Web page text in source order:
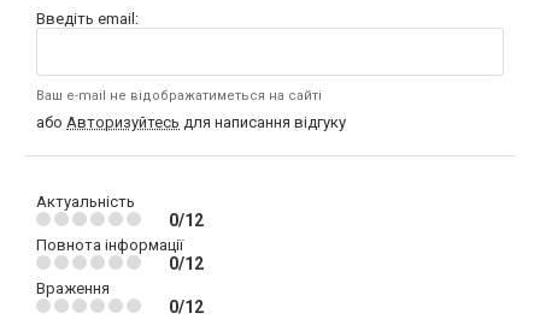
Введіть email:
Ваш e-mail не відображатиметься на сайті
або Авторизуйтесь для написання відгуку
Актуальність
0/12
Повнота інформації
0/12
Враження
0/12